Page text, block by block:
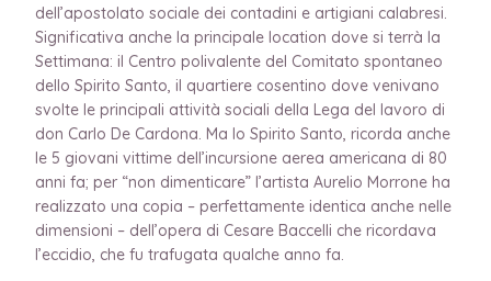
dell’apostolato sociale dei contadini e artigiani calabresi.
Significativa anche la principale location dove si terrà la
Settimana: il Centro polivalente del Comitato spontaneo
dello Spirito Santo, il quartiere cosentino dove venivano
svolte le principali attività sociali della Lega del lavoro di
don Carlo De Cardona. Ma lo Spirito Santo, ricorda anche
le 5 giovani vittime dell’incursione aerea americana di 80
anni fa; per “non dimenticare” l’artista Aurelio Morrone ha
realizzato una copia – perfettamente identica anche nelle
dimensioni – dell’opera di Cesare Baccelli che ricordava
l’eccidio, che fu trafugata qualche anno fa.